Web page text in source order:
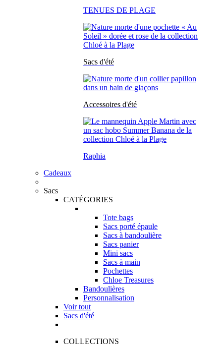
TENUES DE PLAGE
Sacs d'été
Accessoires d'été
Raphia
Cadeaux
Sacs
CATÉGORIES
Tote bags
Sacs porté épaule
Sacs à bandoulière
Sacs panier
Mini sacs
Sacs à main
Pochettes
Chloe Treasures
Bandoulières
Personnalisation
Voir tout
Sacs d'été
COLLECTIONS